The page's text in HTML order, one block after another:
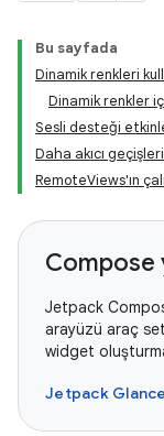
Bu sayfada
Dinamik renkleri
Dinamik renkler
Sesli desteği
Daha akıcı
RemoteViews'ın
Compose
Jetpack
arayüzü araç
widget
Jetpack